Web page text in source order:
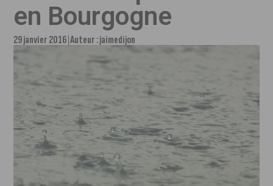
en Bourgogne
29 janvier 2016 Auteur :jaimedijon